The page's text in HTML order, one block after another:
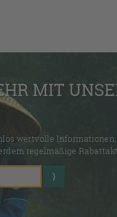
MIT
wertvolle
regelmäßige